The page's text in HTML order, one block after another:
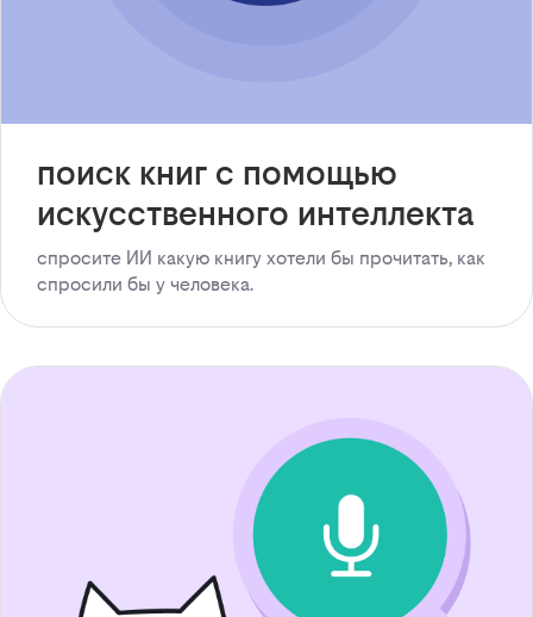
поиск книг с помощью
искусственного интеллекта
спросите ИИ какую книгу хотели бы прочитать, как
спросили бы у человека.